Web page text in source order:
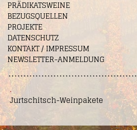
PRÄDIKATSWEINE
BEZUGSQUELLEN
PROJEKTE
DATENSCHUTZ
KONTAKT / IMPRESSUM
NEWSLETTER-ANMELDUNG
.
Jurtschitsch-Weinpakete